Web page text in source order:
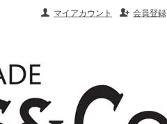
会員登録
マイアカウント